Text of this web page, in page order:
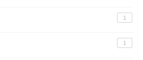
1
1